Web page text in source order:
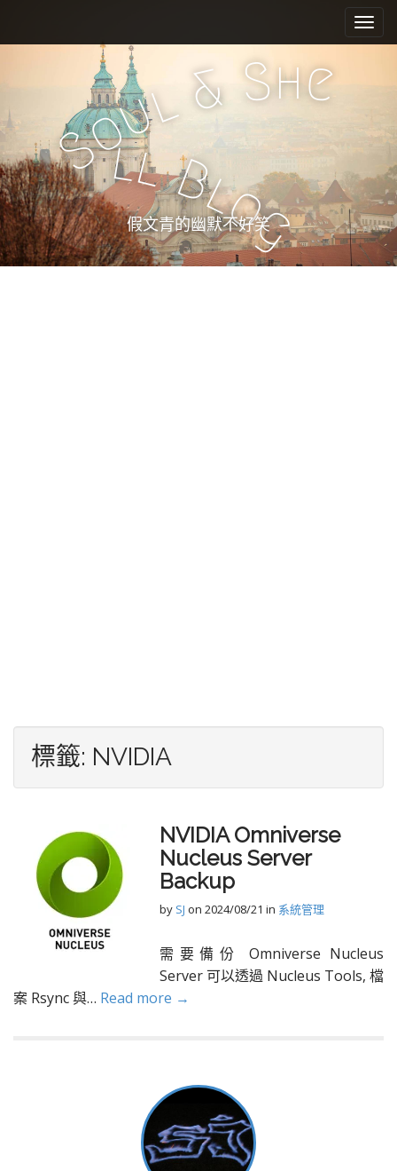
e
n
u
i
c
n
t
e
n
t
Soul & She
llBl
og
假文青的幽默不好笑
標籤: NVIDIA
NVIDIA Omniverse
Nucleus Server
Backup
by SJ on 2024/08/21 in 系統管理
需要備份 Omniverse Nucleus
Server 可以透過 Nucleus Tools, 檔
案 Rsync 與… Read more →